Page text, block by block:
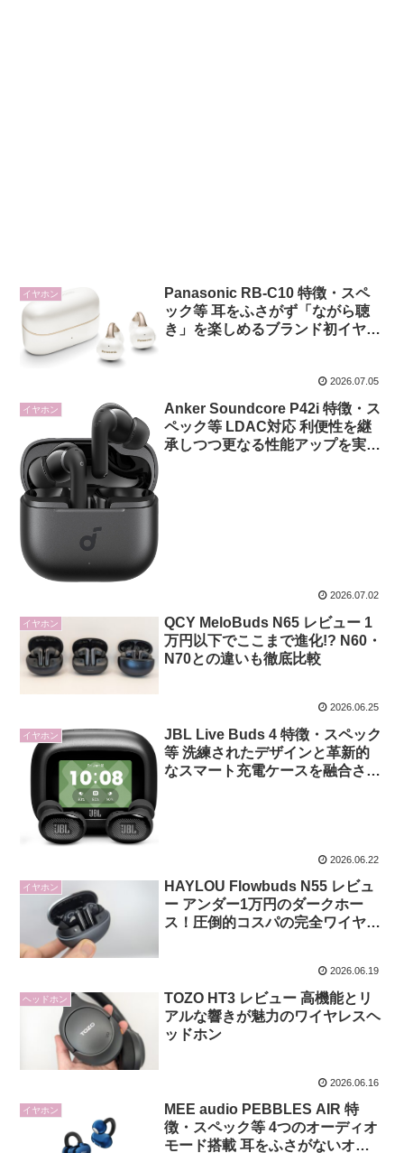
イヤホン
Panasonic RB-C10 特徴・スペ
ック等 耳をふさがず「ながら聴
き」を楽しめるブランド初イヤー
2026.07.05
イヤホン
Anker Soundcore P42i 特徴・ス
ペック等 LDAC対応 利便性を継
承しつつ更なる性能アップを実現
2026.07.02
イヤホン
QCY MeloBuds N65 レビュー 1
万円以下でここまで進化!? N60・
N70との違いも徹底比較
2026.06.25
イヤホン
JBL Live Buds 4 特徴・スペック
等 洗練されたデザインと革新的
なスマート充電ケースを融合させ
2026.06.22
イヤホン
HAYLOU Flowbuds N55 レビュ
ー アンダー1万円のダークホー
ス！圧倒的コスパの完全ワイヤレ
2026.06.19
ヘッドホン
TOZO HT3 レビュー 高機能とリ
アルな響きが魅力のワイヤレスヘ
ッドホン
2026.06.16
イヤホン
MEE audio PEBBLES AIR 特
徴・スペック等 4つのオーディオ
モード搭載 耳をふさがないオー